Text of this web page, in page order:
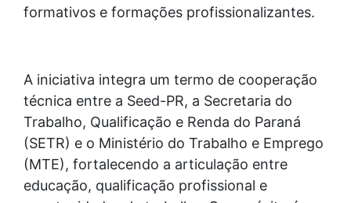
formativos e formações profissionalizantes.
A iniciativa integra um termo de cooperação
técnica entre a Seed-PR, a Secretaria do
Trabalho, Qualificação e Renda do Paraná
(SETR) e o Ministério do Trabalho e Emprego
(MTE), fortalecendo a articulação entre
educação, qualificação profissional e